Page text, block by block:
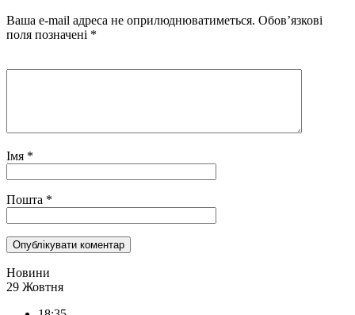
Ваша e-mail адреса не оприлюднюватиметься. Обов’язкові
поля позначені *
Імя *
Пошта *
Новини
29 Жовтня